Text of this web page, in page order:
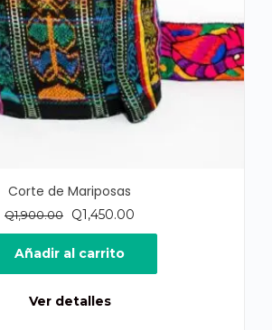
Corte de Mariposas
Q1,900.00
El
precio
original
era:
Q1,450.00
precio
es:
Añadir al carrito
Ver detalles